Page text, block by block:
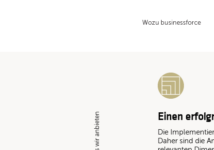
Wozu businessforce
Was wir anbieten Einen
Die
Daher sind die